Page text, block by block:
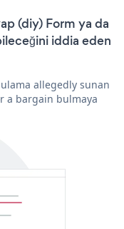
(diy) Form ya da
iddia eden
allegedly sunan
a bargain bulmaya